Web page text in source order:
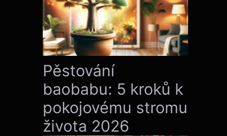
Pěstování
baobabu: 5 kroků k
pokojovému stromu
života 2026